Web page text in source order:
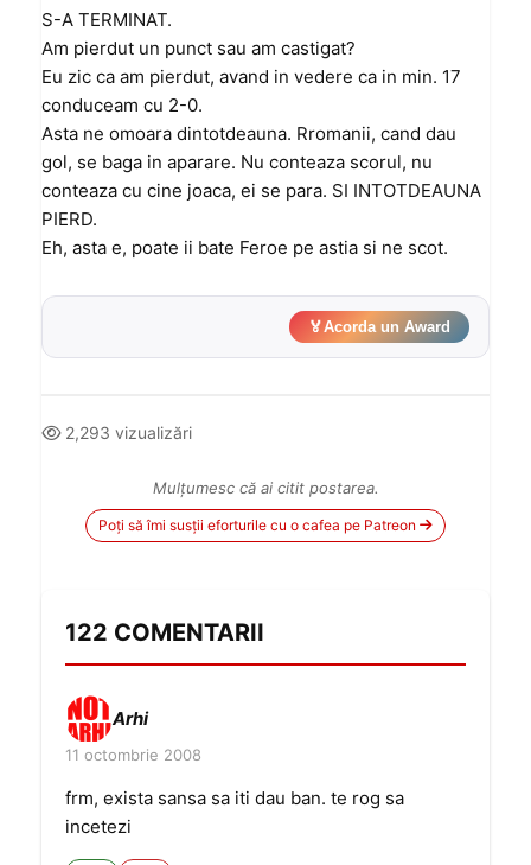
S-A TERMINAT.
Am pierdut un punct sau am castigat?
Eu zic ca am pierdut, avand in vedere ca in min. 17
conduceam cu 2-0.
Asta ne omoara dintotdeauna. Rromanii, cand dau
gol, se baga in aparare. Nu conteaza scorul, nu
conteaza cu cine joaca, ei se para. SI INTOTDEAUNA
PIERD.
Eh, asta e, poate ii bate Feroe pe astia si ne scot.
🏅Acorda un Award
2,293 vizualizări
Mulțumesc că ai citit postarea.
Poți să îmi susții eforturile cu o cafea pe Patreon
122 COMENTARII
Arhi
11 octombrie 2008
frm, exista sansa sa iti dau ban. te rog sa
incetezi